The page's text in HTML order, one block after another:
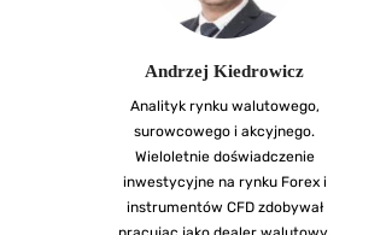
Andrzej Kiedrowicz
Analityk rynku walutowego,
surowcowego i akcyjnego.
Wieloletnie doświadczenie
inwestycyjne na rynku Forex i
instrumentów CFD zdobywał